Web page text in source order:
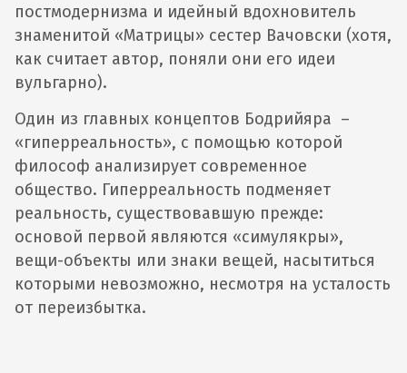
постмодернизма и идейный вдохновитель
знаменитой «Матрицы» сестер Вачовски (хотя,
как считает автор, поняли они его идеи
вульгарно).
Один из главных концептов Бодрийяра –
«гиперреальность», с помощью которой
философ анализирует современное
общество. Гиперреальность подменяет
реальность, существовавшую прежде:
основой первой являются «симулякры»,
вещи-объекты или знаки вещей, насытиться
которыми невозможно, несмотря на усталость
от переизбытка.